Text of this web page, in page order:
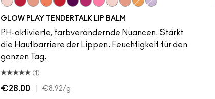
GLOW PLAY TENDERTALK LIP BALM
PH-aktivierte, farbverändernde Nuancen. Stärkt
die Hautbarriere der Lippen. Feuchtigkeit für den
ganzen Tag.
(1)
€28.00 €8.92/g